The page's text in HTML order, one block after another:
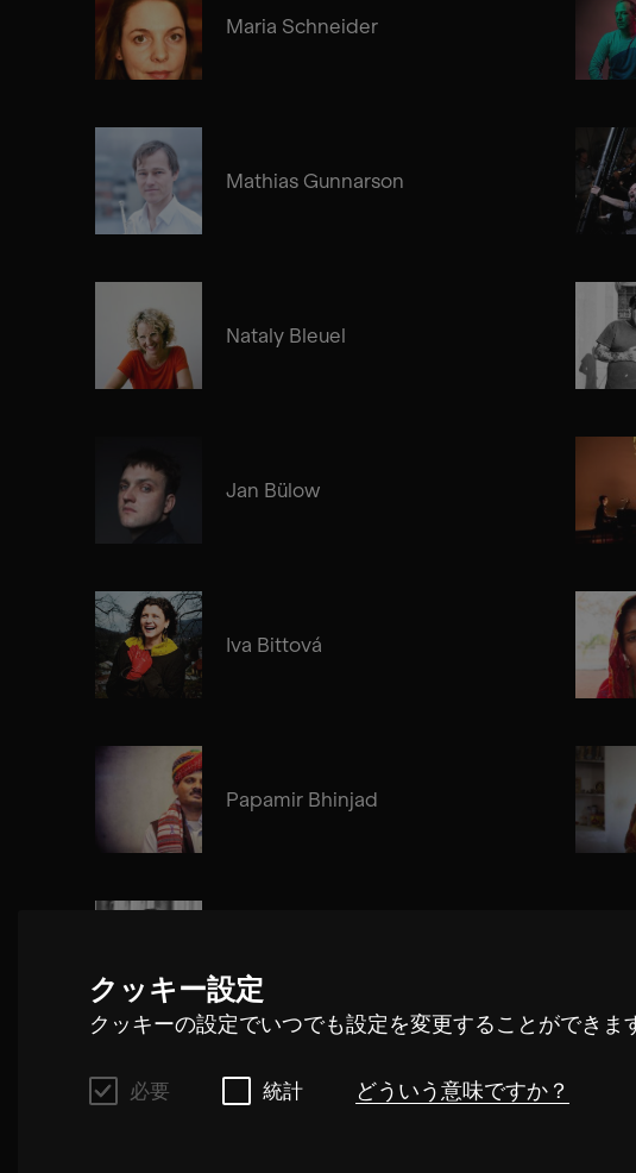
クッキー設定
クッキーの設定でいつでも設定を変更することができま
必要 統計 どういう意味ですか？
Maria Schneider
Mathias Gunnarson
Nataly Bleuel
Jan Bülow
Iva Bittová
Papamir Bhinjad